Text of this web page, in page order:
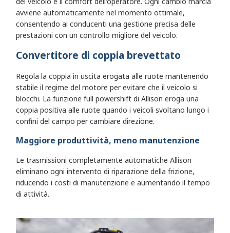
avviene automaticamente nel momento ottimale,
consentendo ai conducenti una gestione precisa delle
prestazioni con un controllo migliore del veicolo.
Convertitore di coppia brevettato
Regola la coppia in uscita erogata alle ruote mantenendo
stabile il regime del motore per evitare che il veicolo si
blocchi. La funzione full powershift di Allison eroga una
coppia positiva alle ruote quando i veicoli svoltano lungo i
confini del campo per cambiare direzione.
Maggiore produttività, meno manutenzione
Le trasmissioni completamente automatiche Allison
eliminano ogni intervento di riparazione della frizione,
riducendo i costi di manutenzione e aumentando il tempo
di attività.